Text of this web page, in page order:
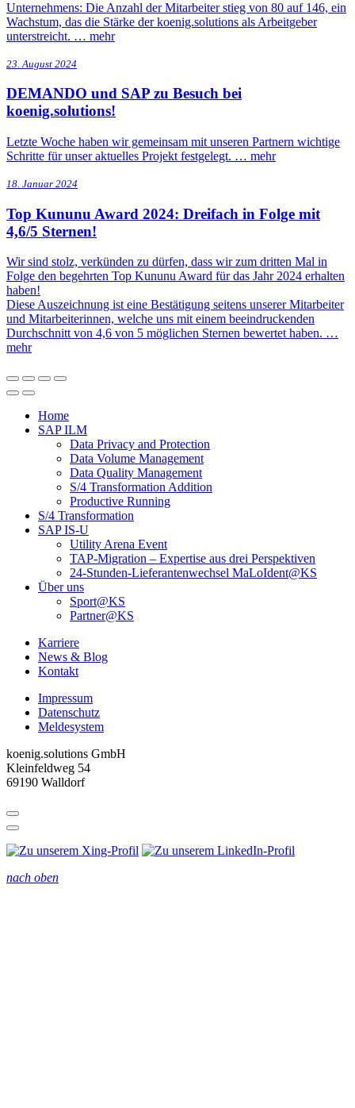
Unternehmens: Die Anzahl der Mitarbeiter stieg von 80 auf 146, ein
Wachstum, das die Stärke der koenig.solutions als Arbeitgeber
unterstreicht. … mehr
23. August 2024
DEMANDO und SAP zu Besuch bei
koenig.solutions!
Letzte Woche haben wir gemeinsam mit unseren Partnern wichtige
Schritte für unser aktuelles Projekt festgelegt. … mehr
18. Januar 2024
Top Kununu Award 2024: Dreifach in Folge mit
4,6/5 Sternen!
Wir sind stolz, verkünden zu dürfen, dass wir zum dritten Mal in
Folge den begehrten Top Kununu Award für das Jahr 2024 erhalten
haben!
Diese Auszeichnung ist eine Bestätigung seitens unserer Mitarbeiter
und Mitarbeiterinnen, welche uns mit einem beeindruckenden
Durchschnitt von 4,6 von 5 möglichen Sternen bewertet haben. …
mehr
Home
SAP ILM
Data Privacy and Protection
Data Volume Management
Data Quality Management
S/4 Transformation Addition
Productive Running
S/4 Transformation
SAP IS-U
Utility Arena Event
TAP-Migration – Expertise aus drei Perspektiven
24-Stunden-Lieferanten­wechsel MaLoIdent@KS
Über uns
Sport@KS
Partner@KS
Karriere
News & Blog
Kontakt
Impressum
Datenschutz
Meldesystem
koenig.solutions GmbH
Kleinfeldweg 54
69190 Walldorf
nach oben